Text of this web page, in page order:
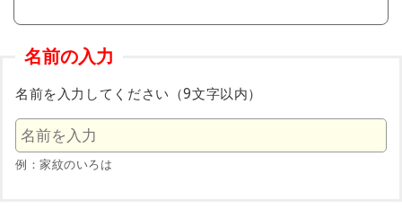
名前の入力
名前を入力してください（9文字以内）
例：家紋のいろは